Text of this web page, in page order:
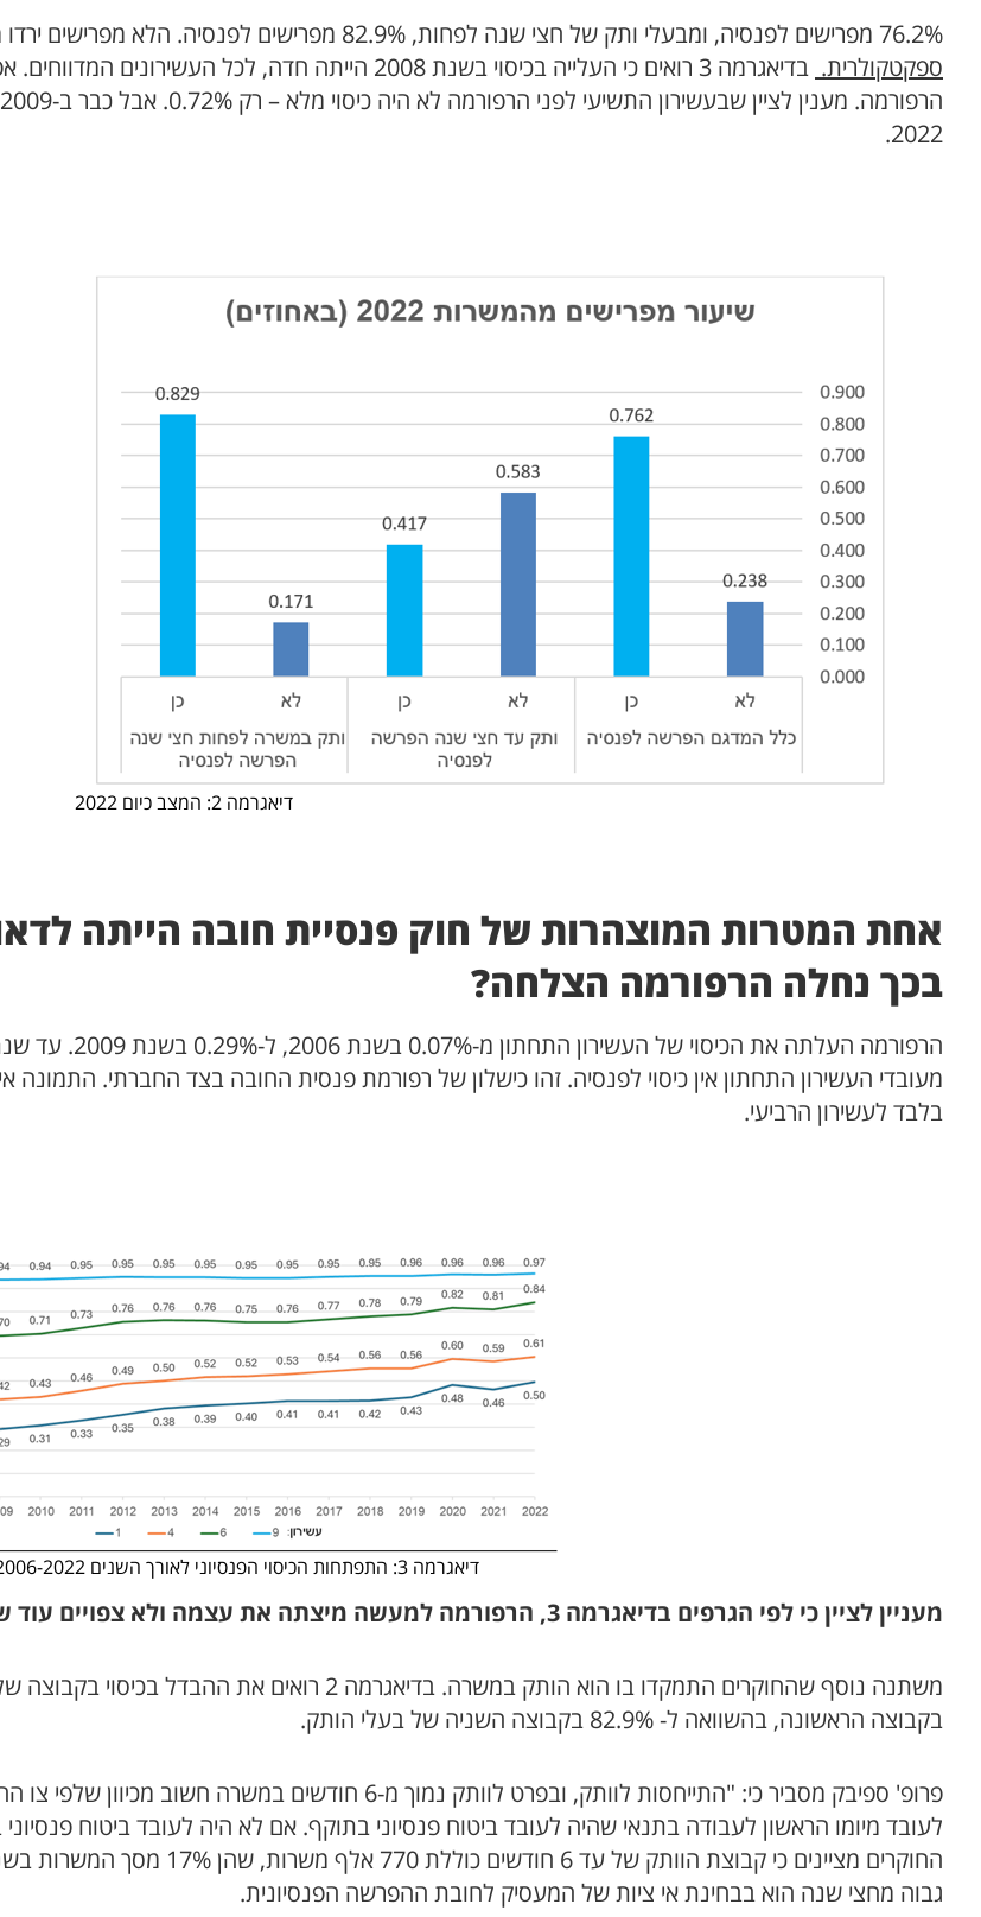
76.2% מפרישים לפנסיה, ומבעלי ותק של חצי שנה לפחות, 82.9% מפרישים לפנסיה. הלא מפרישים ירדו מ-62.8% ל-23.8%. [ראו דיאגרמה 2].
ספקטקולרית.
בדיאגרמה 3 רואים כי העלייה בכיסוי בשנת 2008 הייתה
2022.
דיאגרמה 2: המצב כיום 2022
אחת המטרות המוצהרות של חוק פנסיית חובה הייתה
בכך נחלה הרפורמה הצלחה?
בלבד לעשירון הרביעי.
דיאגרמה 3: התפתחות הכיסוי הפנסיוני לאורך השנים 2006-2022 לפי עשירונים
מעניין לציין כי לפי הגרפים בדיאגרמה 3, הרפורמה למעשה מיצתה את עצמה ולא צפויים עוד שיפורים בכיסוי.
בקבוצה הראשונה, בהשוואה ל- 82.9% בקבוצה השניה של בעלי הותק.
פרופ' ספיבק מסביר כי: "התייחסות לוותק, ובפרט לוותק נמוך מ-6 חודשים במשרה חשוב מכיוון שלפי צו ההרחבה לפנסיית חובה
גבוה מחצי שנה הוא בבחינת אי ציות של המעסיק לחובת ההפרשה הפנסיונית.